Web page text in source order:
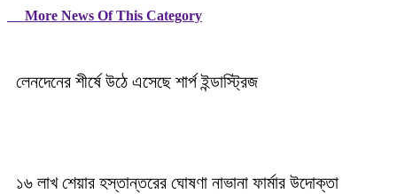
More News Of This Category
লেনদেনের শীর্ষে উঠে এসেছে শার্প ইন্ডাস্ট্রিজ
১৬ লাখ শেয়ার হস্তান্তরের ঘোষণা নাভানা ফার্মার উদোক্তা